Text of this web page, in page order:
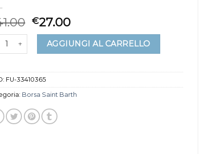
€27.00
saint barth quantitàAGGIUNGI AL CARRELLO
FU-33410365
Borsa Saint Barth